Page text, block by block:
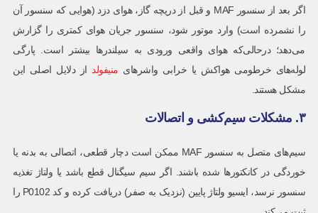
اگر بعد از سنسور MAF و قبل از دریچه گاز، هوای دزد (هوایی که سنسور آن
را نشمرده است) وارد موتور شود، سنسور جریان هوای کمتری را گزارش
می‌دهد؛ درحالی‌که هوای واقعی ورودی به سیلندرها بیشتر است. پارگی
لوله‌های خرطومی هواکش یا خرابی واشرهای منیفولد از دلایل اصلی این
مشکل هستند.
۳. مشکلات سیم‌کشی و اتصالات
سیم‌های متصل به سنسور MAF ممکن است دچار قطعی، اتصالی به بدنه یا
خوردگی در کانکتورها شده باشند. اگر سیم سیگنال قطع باشد یا ولتاژ تغذیه
سنسور نرسد، ایسیو ولتاژ پایین (نزدیک به صفر) دریافت کرده و کد P0102 را